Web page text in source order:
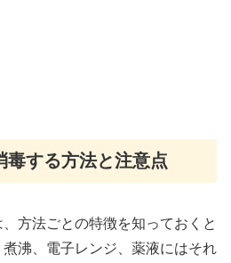
毒する方法と注意点
方法ごとの特徴を知っておくと
沸、電子レンジ、薬液にはそれ